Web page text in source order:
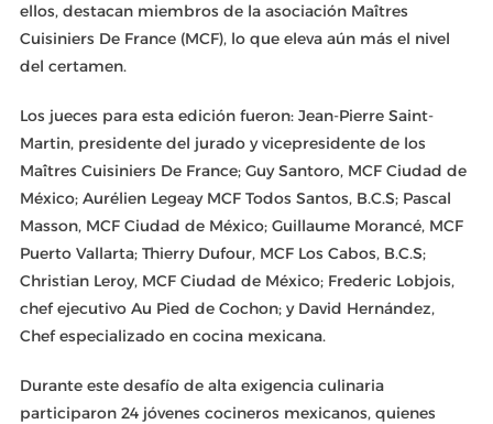
ellos, destacan miembros de la asociación Maîtres
Cuisiniers De France (MCF), lo que eleva aún más el nivel
del certamen.
Los jueces para esta edición fueron: Jean-Pierre Saint-
Martin, presidente del jurado y vicepresidente de los
Maîtres Cuisiniers De France; Guy Santoro, MCF Ciudad de
México; Aurélien Legeay MCF Todos Santos, B.C.S; Pascal
Masson, MCF Ciudad de México; Guillaume Morancé, MCF
Puerto Vallarta; Thierry Dufour, MCF Los Cabos, B.C.S;
Christian Leroy, MCF Ciudad de México; Frederic Lobjois,
chef ejecutivo Au Pied de Cochon; y David Hernández,
Chef especializado en cocina mexicana.
Durante este desafío de alta exigencia culinaria
participaron 24 jóvenes cocineros mexicanos, quienes